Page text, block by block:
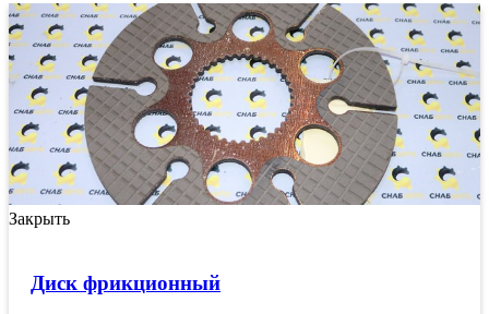
Закрыть
Диск фрикционный